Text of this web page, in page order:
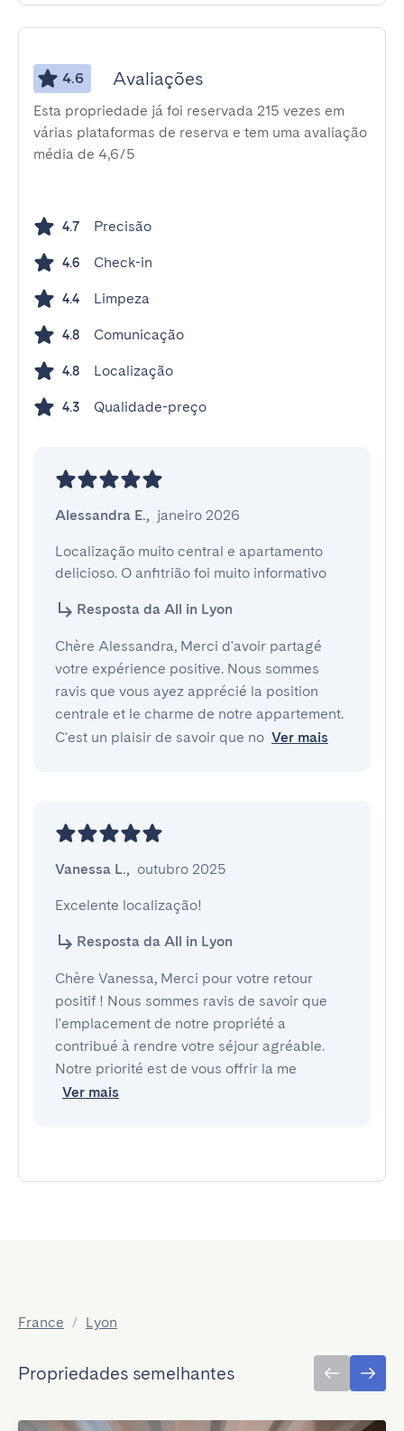
4.6 Avaliações
Esta propriedade já foi reservada 215 vezes em
várias plataformas de reserva e tem uma avaliação
média de 4,6/5
4.7 Precisão
4.6 Check-in
4.4 Limpeza
4.8 Comunicação
4.8 Localização
4.3 Qualidade-preço
Alessandra E., janeiro 2026
Localização muito central e apartamento
delicioso. O anfitrião foi muito informativo
Resposta da All in Lyon
Chère Alessandra, Merci d'avoir partagé
votre expérience positive. Nous sommes
ravis que vous ayez apprécié la position
centrale et le charme de notre appartement.
C'est un plaisir de savoir que no Ver mais
Vanessa L., outubro 2025
Excelente localização!
Resposta da All in Lyon
Chère Vanessa, Merci pour votre retour
positif ! Nous sommes ravis de savoir que
l'emplacement de notre propriété a
contribué à rendre votre séjour agréable.
Notre priorité est de vous offrir la me
Ver mais
France / Lyon
Propriedades semelhantes